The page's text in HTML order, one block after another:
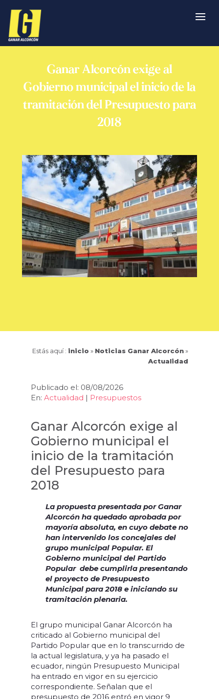
Ganar Alcorcón exige al
Gobierno municipal el inicio de la
tramitación del Presupuesto para
2018
Estás aquí : inicio » Noticias Ganar Alcorcón»
Actualidad
Publicado el: 08/08/2026
En: Actualidad | Presupuestos
Ganar Alcorcón exige al
Gobierno municipal el
inicio de la tramitación
del Presupuesto para
2018
La propuesta presentada por Ganar
Alcorcón ha quedado aprobada por
mayoría absoluta, en cuyo debate no
han intervenido los concejales del
grupo municipal Popular. El
Gobierno municipal del Partido
Popular debe cumplirla presentando
el proyecto de Presupuesto
Municipal para 2018 e iniciando su
tramitación plenaria.
El grupo municipal Ganar Alcorcón ha
criticado al Gobierno municipal del
Partido Popular que en lo transcurrido de
la actual legislatura, y ya ha pasado el
ecuador, ningún Presupuesto Municipal
ha entrado en vigor en su ejercicio
correspondiente. Señalan que el
presupuesto de 2016 entró en vigor 9